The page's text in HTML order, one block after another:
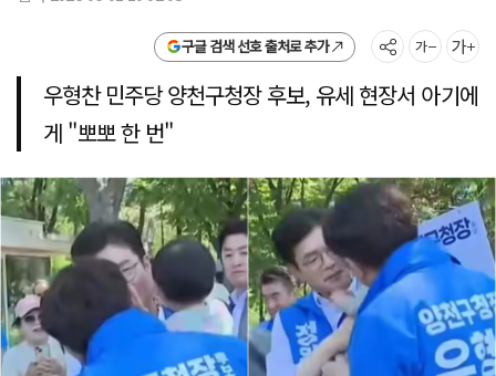
구글 검색 선호 출처로 추가
우형찬 민주당 양천구청장 후보, 유세 현장서 아기에
게 "뽀뽀 한 번"